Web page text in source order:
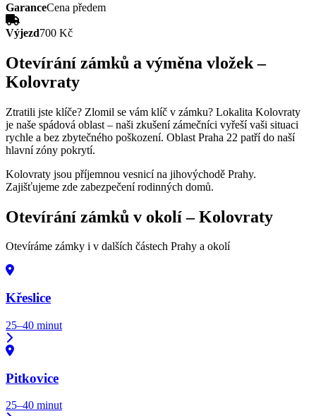
GaranceCena předem
Výjezd700 Kč
Otevírání zámků a výměna vložek –
Kolovraty
Ztratili jste klíče? Zlomil se vám klíč v zámku? Lokalita Kolovraty
je naše spádová oblast – naši zkušení zámečníci vyřeší vaši situaci
rychle a bez zbytečného poškození. Oblast Praha 22 patří do naší
hlavní zóny pokrytí.
Kolovraty jsou příjemnou vesnicí na jihovýchodě Prahy.
Zajišťujeme zde zabezpečení rodinných domů.
Otevírání zámků v okolí –Kolovraty
Otevíráme zámky i v dalších částech Prahy a okolí
Křeslice
25–40 minut
Pitkovice
25–40 minut